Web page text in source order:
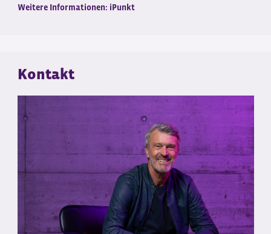
Weitere Informationen: iPunkt
Kontakt